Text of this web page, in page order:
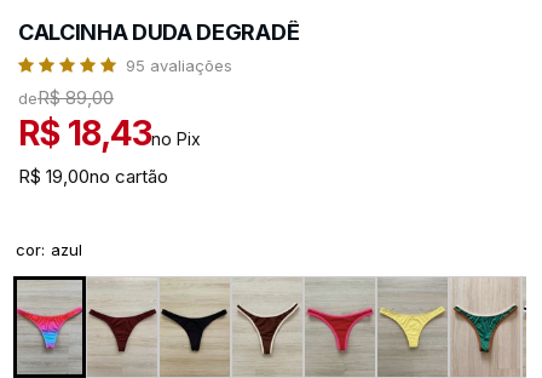
CALCINHA DUDA DEGRADÊ
95 avaliações
deR$ 89,00
R$ 18,43no Pix
R$ 19,00no cartão
cor: azul